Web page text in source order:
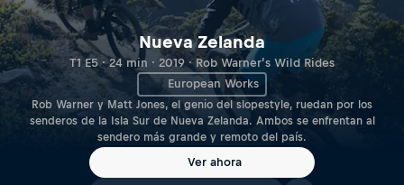
Nueva Zelanda
T1 E5 · 24 min · 2019 · Rob Warner’s Wild Rides
European Works
Rob Warner y Matt Jones, el genio del slopestyle, ruedan por los
senderos de la Isla Sur de Nueva Zelanda. Ambos se enfrentan al
sendero más grande y remoto del país.
Ver ahora